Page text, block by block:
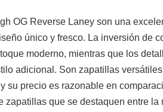
OG Reverse Laney son una
único y fresco. La inversión de
moderno, mientras que los
adicional. Son zapatillas
su precio es razonable en
zapatillas que se destaquen entre